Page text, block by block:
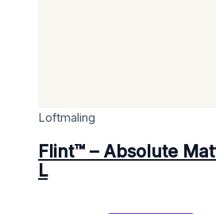
Loftmaling
Flint™ – Absolute
L